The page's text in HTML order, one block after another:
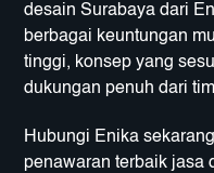
desain Surabaya dari
berbagai keuntungan
tinggi, konsep yang
dukungan penuh dari
Hubungi Enika
penawaran terbaik jasa